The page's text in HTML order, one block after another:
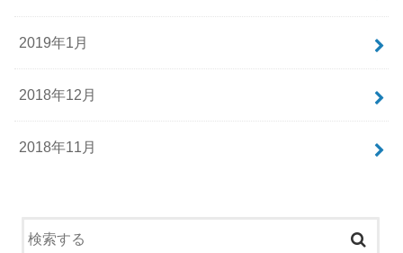
2019年1月
2018年12月
2018年11月